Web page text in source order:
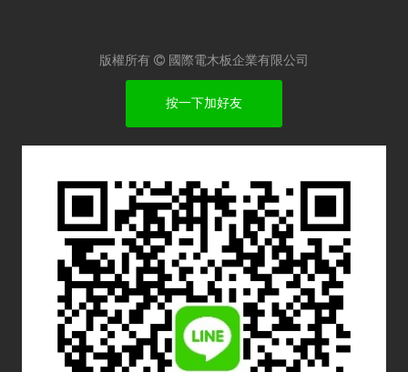
版權所有  國際電木板企業有限公司
按一下加好友